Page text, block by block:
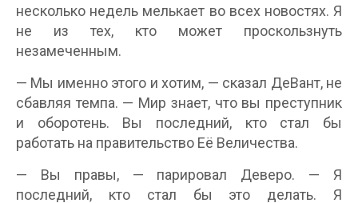
несколько недель мелькает во всех новостях. Я
не из тех, кто может проскользнуть
незамеченным.
— Мы именно этого и хотим, — сказал ДеВант, не
сбавляя темпа. — Мир знает, что вы преступник
и оборотень. Вы последний, кто стал бы
работать на правительство Её Величества.
— Вы правы, — парировал Деверо. — Я
последний, кто стал бы это делать. Я